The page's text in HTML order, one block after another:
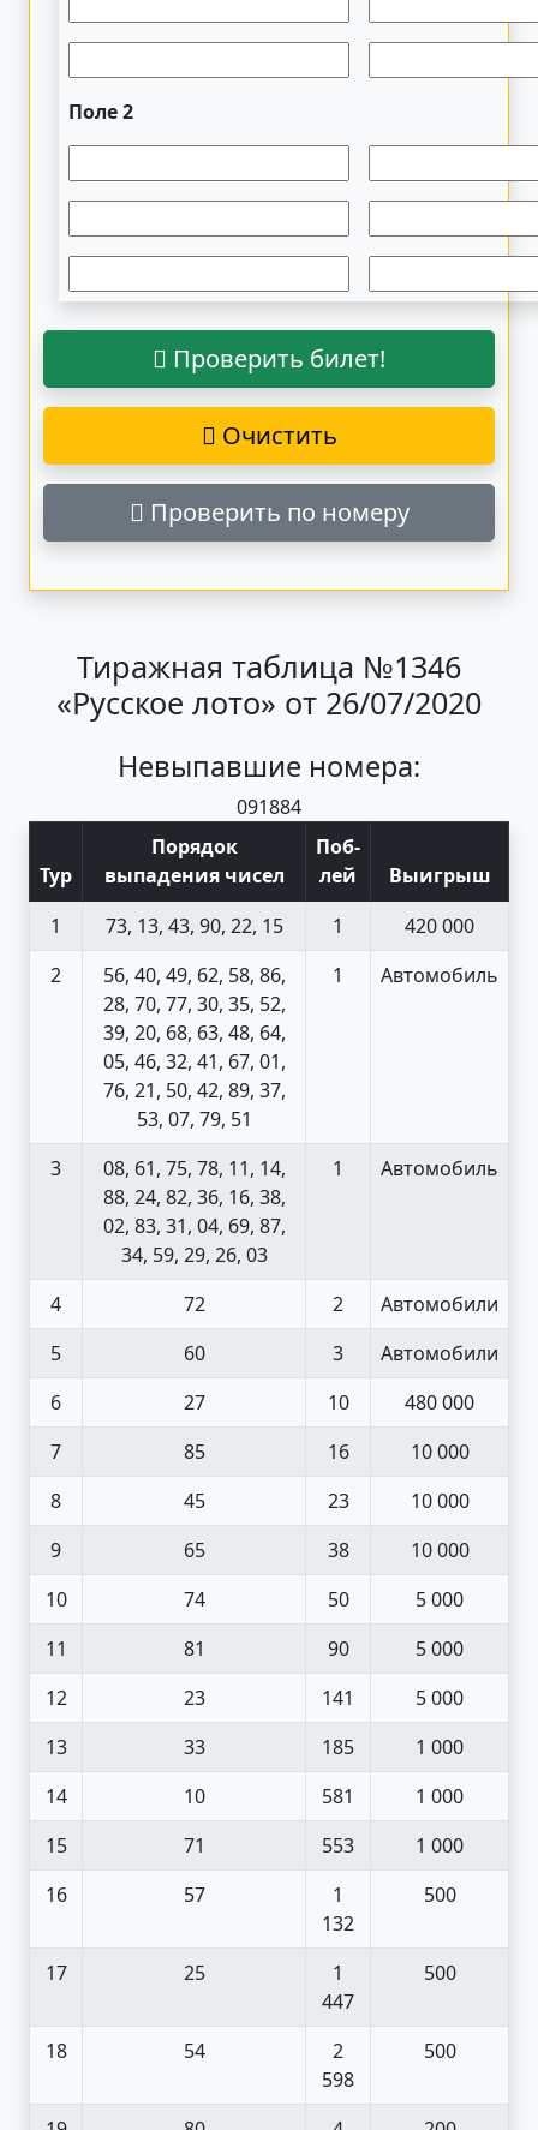
Поле 2
Проверить билет!
Очистить
Проверить по номеру
Тиражная таблица №1346
«Русское лото» от 26/07/2020
Невыпавшие номера:
091884
Тур
Порядок
выпадения чисел
Поб-
лей
Выигрыш
1
73, 13, 43, 90, 22, 15 1
420 000
2
56, 40, 49, 62, 58, 86,
28, 70, 77, 30, 35, 52,
39, 20, 68, 63, 48, 64,
05, 46, 32, 41, 67, 01,
76, 21, 50, 42, 89, 37,
53, 07, 79, 51
1 Автомобиль
3
08, 61, 75, 78, 11, 14,
88, 24, 82, 36, 16, 38,
02, 83, 31, 04, 69, 87,
34, 59, 29, 26, 03
1 Автомобиль
4 72 2
Автомобили
5
60 3
Автомобили
6
27 10
480 000
7
85 16
10 000
8
45 23
10 000
9
65 38
10 000
10
74 50
5 000
11
81 90
5 000
12
23 141
5 000
13
33 185
1 000
14
10 581
1 000
15
71 553
1 000
16
57
1
132
500
17 25
1
447
500
18 54
2
598
500